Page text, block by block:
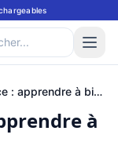
Exercice calculatrice : apprendre à bien l’utiliser au collège
à